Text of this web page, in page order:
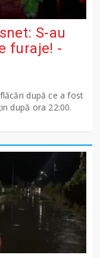
S-au
furaje! -
după ce a fost
după ora 22:00.